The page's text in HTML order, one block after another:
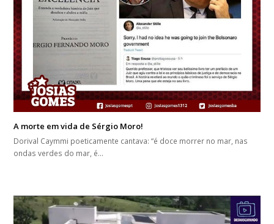
A morte em vida de Sérgio Moro!
Dorival Caymmi poeticamente cantava: “é doce morrer no mar, nas
ondas verdes do mar, é…